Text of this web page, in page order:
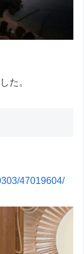
た。
47019604/